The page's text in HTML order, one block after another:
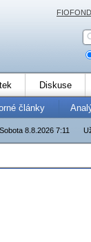
Diskuse
články
Sobota 8.8.2026 7:11